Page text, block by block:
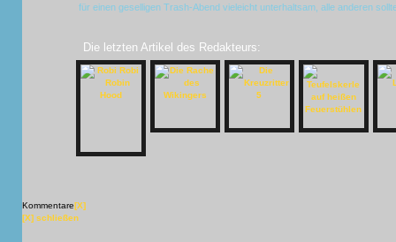
für einen geselligen Trash-Abend vieleicht unterhaltsam, alle anderen
Die letzten Artikel des Redakteurs:
Kommentare[X]
[X] schließen